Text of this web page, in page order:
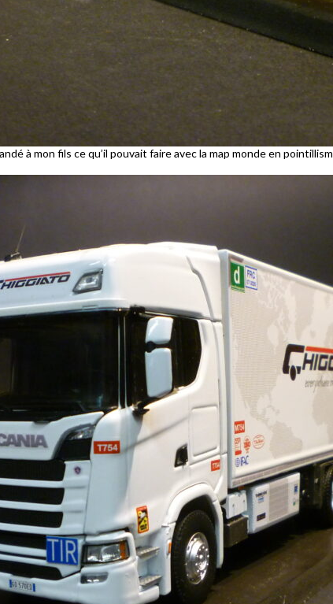
à mon fils ce qu’il pouvait faire avec la map monde en